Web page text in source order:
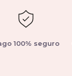
100% seguro